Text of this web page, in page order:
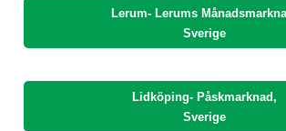
Lerum- Lerums
Sverige
Lidköping- Påskmarknad,
Sverige